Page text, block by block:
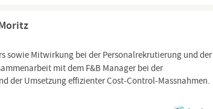
sowie Mitwirkung bei der Personalrekrutierung und der
mit dem F&B Manager bei der
der Umsetzung effizienter Cost-Control-Massnahmen.